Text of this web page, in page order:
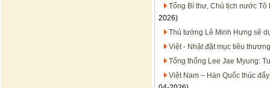
Tổng Bí thư, Chủ tịch nước
2026)
Thủ tướng Lê Minh Hưng sẽ
Việt - Nhật đặt mục tiêu
Tổng thống Lee Jae Myung:
Việt Nam – Hàn Quốc thúc